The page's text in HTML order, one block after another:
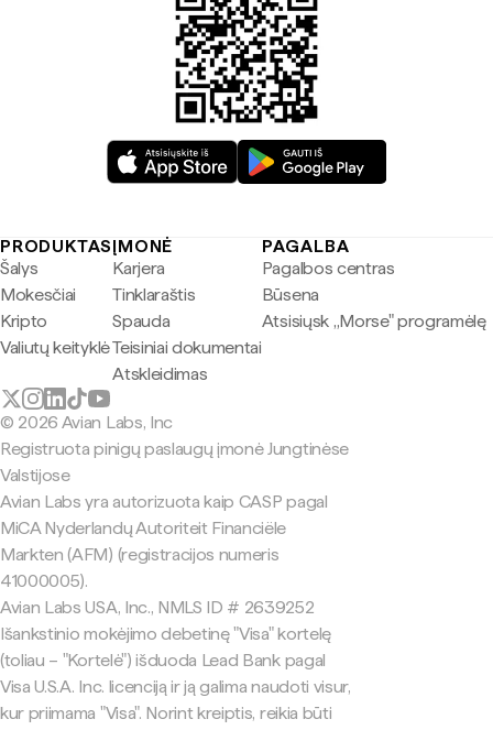
PRODUKTAS
Šalys
Mokesčiai
Kripto
Valiutų keityklė
ĮMONĖ
Karjera
Tinklaraštis
Spauda
Teisiniai dokumentai
Atskleidimas
PAGALBA
Pagalbos centras
Būsena
Atsisiųsk „Morse" programėlę
© 2026 Avian Labs, Inc
Registruota pinigų paslaugų įmonė Jungtinėse
Valstijose
Avian Labs yra autorizuota kaip CASP pagal
MiCA Nyderlandų Autoriteit Financiële
Markten (AFM) (registracijos numeris
41000005).
Avian Labs USA, Inc., NMLS ID # 2639252
Išankstinio mokėjimo debetinę "Visa" kortelę
(toliau – "Kortelė") išduoda Lead Bank pagal
Visa U.S.A. Inc. licenciją ir ją galima naudoti visur,
kur priimama "Visa". Norint kreiptis, reikia būti